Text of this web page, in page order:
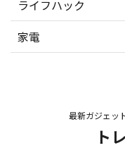
ライフハック
家電
最新ガジェッ
ト